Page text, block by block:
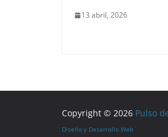
13 abril, 2026
Copyright © 2026 Pulso
Diseño y Desarrollo Web